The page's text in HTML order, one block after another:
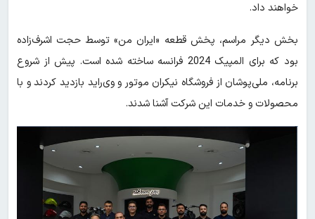
خواهند داد.
بخش دیگر مراسم، پخش قطعه «ایران من» توسط حجت اشرف‌زاده
بود که برای المپیک 2024 فرانسه ساخته شده است. پیش از شروع
برنامه، ملی‌پوشان از فروشگاه نیکران موتور و وی‌راید بازدید کردند و با
محصولات و خدمات این شرکت آشنا شدند.